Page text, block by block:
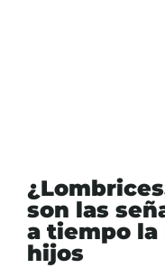
son las
a tiempo la
hijos